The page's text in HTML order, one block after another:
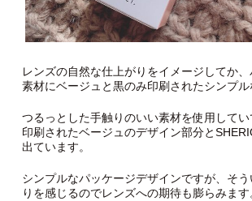
レンズの自然な仕上がりをイメージしてか
素材にベージュと黒のみ印刷されたシンプル
つるっとした手触りのいい素材を使用して
印刷されたベージュのデザイン部分と
出ています。
シンプルなパッケージデザインですが、そ
りを感じるのでレンズへの期待も膨らみます